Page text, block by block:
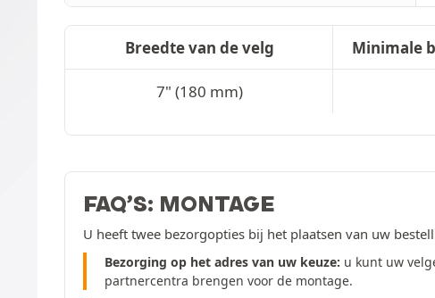
Breedte van de velg
7" (180 mm)
Minimale
FAQ’S: MONTAGE
U heeft twee bezorgopties bij het plaatsen van uw
Bezorging op het adres van uw keuze: u kunt uw
partnercentra brengen voor de montage.